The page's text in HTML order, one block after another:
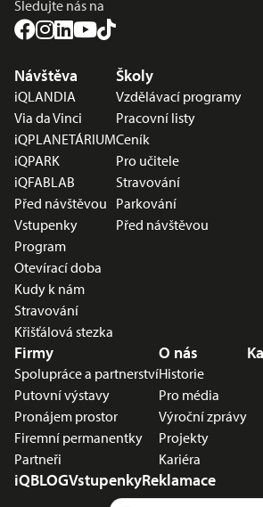
Sledujte nás na
Nabídka v zápatí
Návštěva
iQLANDIA
Via da Vinci
iQPLANETÁRIUM
iQPARK
iQFABLAB
Před návštěvou
Vstupenky
Program
Otevírací doba
Kudy k nám
Stravování
Křišťálová stezka
Školy
Vzdělávací programy
Pracovní listy
Ceník
Pro učitele
Stravování
Parkování
Před návštěvou
Firmy
Spolupráce a partnerství
Putovní výstavy
Pronájem prostor
Firemní permanentky
Partneři
O nás
Historie
Pro média
Výroční zprávy
Projekty
Kariéra
iQBLOGVstupenkyReklamace
Potřebujete poradit?